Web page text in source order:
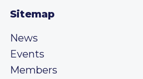
Sitemap
News
Events
Members